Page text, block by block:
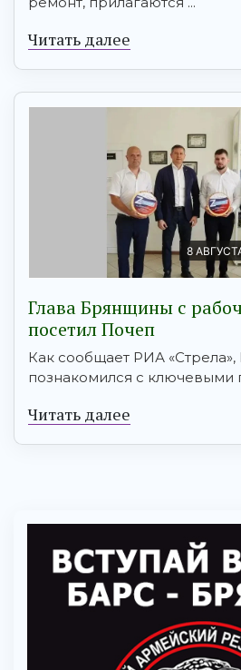
Читать далее
8
Глава Брянщины с
посетил Почеп
Как сообщает РИА «Стрела»,
познакомился с ключевыми
Читать далее